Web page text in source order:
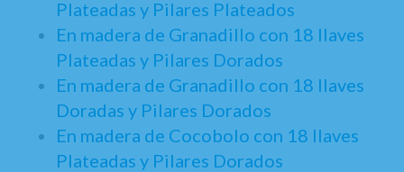
Plateadas y Pilares Plateados
En madera de Granadillo con 18 llaves
Plateadas y Pilares Dorados
En madera de Granadillo con 18 llaves
Doradas y Pilares Dorados
En madera de Cocobolo con 18 llaves
Plateadas y Pilares Dorados